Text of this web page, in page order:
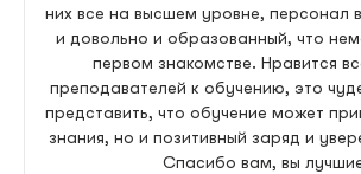
них все на высшем уровне, персонал
и довольно и образованный, что
первом знакомстве. Нравится
преподавателей к обучению, это
представить, что обучение может
знания, но и позитивный заряд и
Спасибо вам, вы